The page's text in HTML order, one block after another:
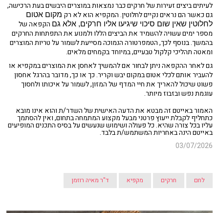
לעיתים ביצים זעירות של חרקים כבר נמצאות במוצרים היבשים בעת הרכישה,
גם כאשר הם נראים נקיים לחלוטין. המקפיא הוא לא רק מקום אטום
לחלוטין שאין שום סיכוי שיגיעו אליו חרקים, אלא גם הקפאה של
מספר ימים עשויה להשמיד את הביצים הללו ולמנוע את התפתחות החרקים
בהמשך. בנוסף לכך, הטמפרטורה הנמוכה מסייעת לשמור על טריות המוצרים
ומאטה תהליכי קלקול טבעיים, במיוחד בקמחים מלאים.
גם לאחר ההקפאה ניתן לבחור אם להמשיך לאחסן את המוצרים במקפיא או
להעביר אותם לכלי אטום במקום יבש וקריר. כך או כך, מדובר בהרגל אחסון
פשוט שיכול להאריך את חיי המדף של המזון, לשמור על איכותו ולחסוך
עוגמת נפש ובזבוז מיותר.
האמור באייטם זה מבטא את הדעה האישית של השדר/ת והוא אינו מובא
כתחליף לקבלת ייעוץ פרטני מבעל מקצוע המתמחה בתחום, ואין להסתמך
עליו בכל צורה שהיא. כל פעולה ושימוש שנעשים על בסיס התכנים המופיעים
באייטם הינה באחריות המשתמש/ת בלבד.
03/07/2026
לחם חרקים מקפיא ד"ר מאיה רוזמן